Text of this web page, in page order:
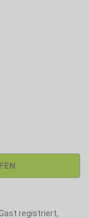
registriert,